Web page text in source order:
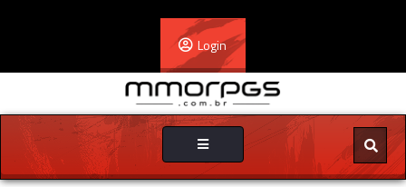
Login
Toggle
navigation